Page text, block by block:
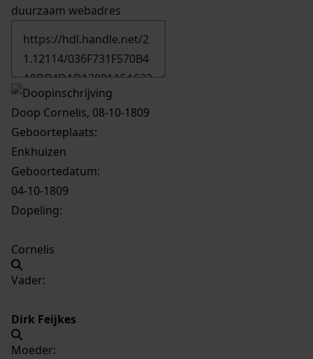
duurzaam webadres
Doop Cornelis, 08-10-1809
Geboorteplaats:
Enkhuizen
Geboortedatum:
04-10-1809
Dopeling:
Cornelis
Vader:
Dirk Feijkes
Moeder: